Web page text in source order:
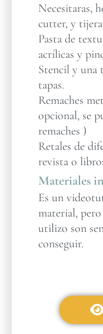
Necesitaras,
cutter, y
Pasta de
acrílicas y
Stencil y una
tapas.
Remaches
opcional, se
remaches )
Retales de
revista o
Materiales
Es un
material,
utilizo son
conseguir.